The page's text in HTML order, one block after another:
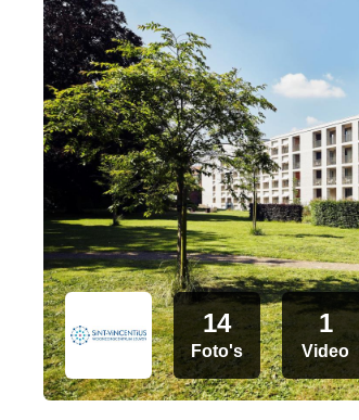
14
Foto's
1
Video